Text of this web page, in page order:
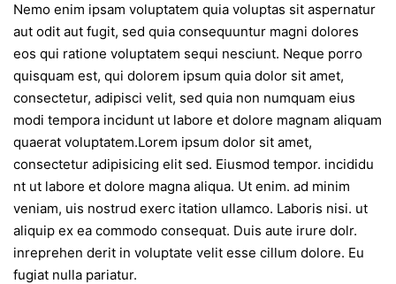
Nemo enim ipsam voluptatem quia voluptas sit aspernatur
aut odit aut fugit, sed quia consequuntur magni dolores
eos qui ratione voluptatem sequi nesciunt. Neque porro
quisquam est, qui dolorem ipsum quia dolor sit amet,
consectetur, adipisci velit, sed quia non numquam eius
modi tempora incidunt ut labore et dolore magnam aliquam
quaerat voluptatem.Lorem ipsum dolor sit amet,
consectetur adipisicing elit sed. Eiusmod tempor. incididu
nt ut labore et dolore magna aliqua. Ut enim. ad minim
veniam, uis nostrud exerc itation ullamco. Laboris nisi. ut
aliquip ex ea commodo consequat. Duis aute irure dolr.
inreprehen derit in voluptate velit esse cillum dolore. Eu
fugiat nulla pariatur.